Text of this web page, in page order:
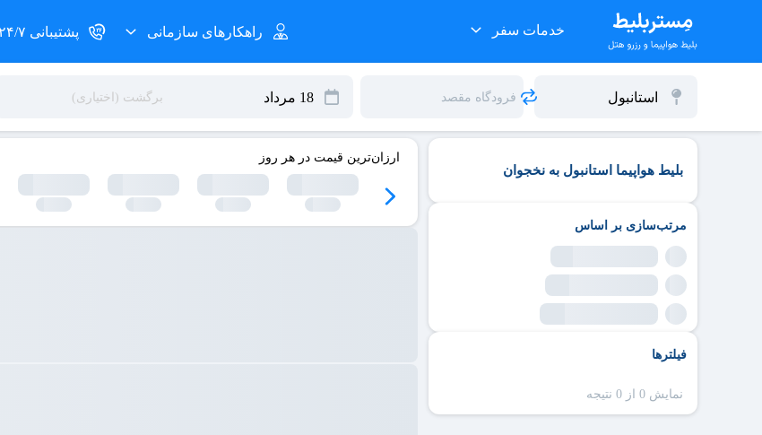
خدمات سفر راهکارهای سازمانی پشتیبانی ۲۴/۷
بلیط هواپیما استانبول به نخجوان
مرتب‌سازی بر اساس
فیلترها
نمایش 0 از 0 نتیجه
ارزان‌ترین قیمت در هر روز